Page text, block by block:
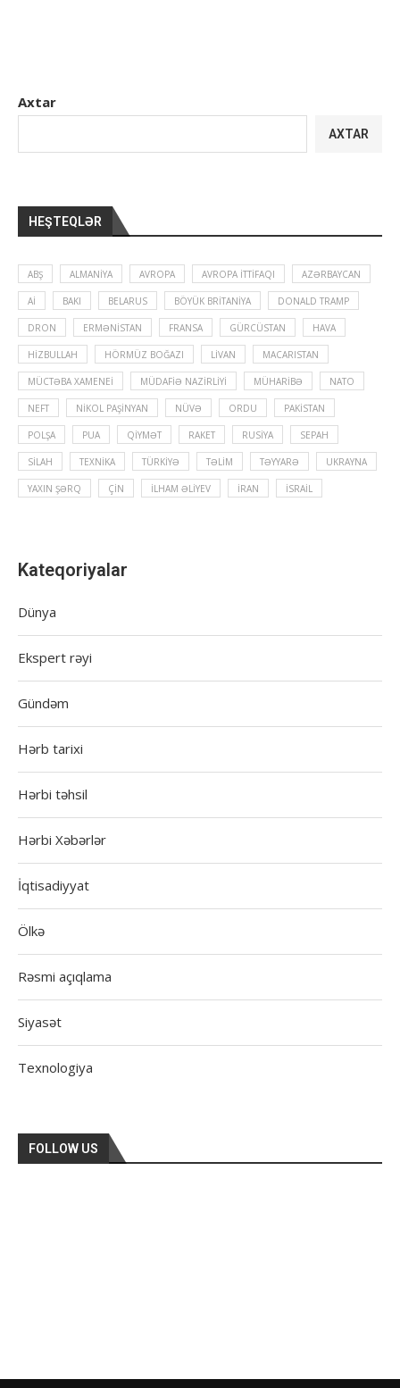
Axtar
AXTAR
HEŞTEQLƏR
ABŞ ALMANIYA AVROPA AVROPA İTTIFAQI AZƏRBAYCAN
Aİ BAKI BELARUS BÖYÜK BRITANIYA DONALD TRAMP
DRON ERMƏNISTAN FRANSA GÜRCÜSTAN HAVA
HIZBULLAH HÖRMÜZ BOĞAZI LIVAN MACARISTAN
MÜCTƏBA XAMENEI MÜDAFIƏ NAZIRLIYI MÜHARIBƏ NATO
NEFT NIKOL PAŞINYAN NÜVƏ ORDU PAKISTAN
POLŞA PUA QIYMƏT RAKET RUSIYA SEPAH
SILAH TEXNIKA TÜRKIYƏ TƏLIM TƏYYARƏ UKRAYNA
YAXIN ŞƏRQ ÇIN İLHAM ƏLIYEV İRAN İSRAIL
Kateqoriyalar
Dünya
Ekspert rəyi
Gündəm
Hərb tarixi
Hərbi təhsil
Hərbi Xəbərlər
İqtisadiyyat
Ölkə
Rəsmi açıqlama
Siyasət
Texnologiya
FOLLOW US